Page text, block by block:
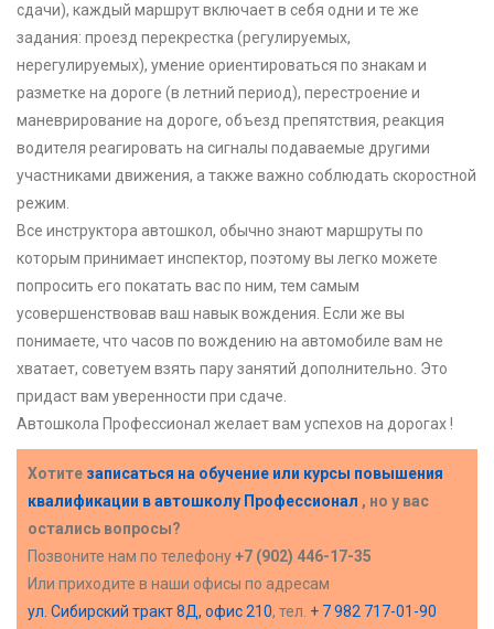
сдачи), каждый маршрут включает в себя одни и те же
задания: проезд перекрестка (регулируемых,
нерегулируемых), умение ориентироваться по знакам и
разметке на дороге (в летний период), перестроение и
маневрирование на дороге, объезд препятствия, реакция
водителя реагировать на сигналы подаваемые другими
участниками движения, а также важно соблюдать скоростной
режим.
Все инструктора автошкол, обычно знают маршруты по
которым принимает инспектор, поэтому вы легко можете
попросить его покатать вас по ним, тем самым
усовершенствовав ваш навык вождения. Если же вы
понимаете, что часов по вождению на автомобиле вам не
хватает, советуем взять пару занятий дополнительно. Это
придаст вам уверенности при сдаче.
Автошкола Профессионал желает вам успехов на дорогах !
Хотите записаться на обучение или курсы повышения
квалификации вавтошколу Профессионал , но у вас
остались вопросы?
Позвоните нам по телефону+7 (902) 446-17-35
Или приходите в наши офисы по адресам
ул. Сибирский тракт 8Д, офис 210, тел. + 7 982 717-01-90